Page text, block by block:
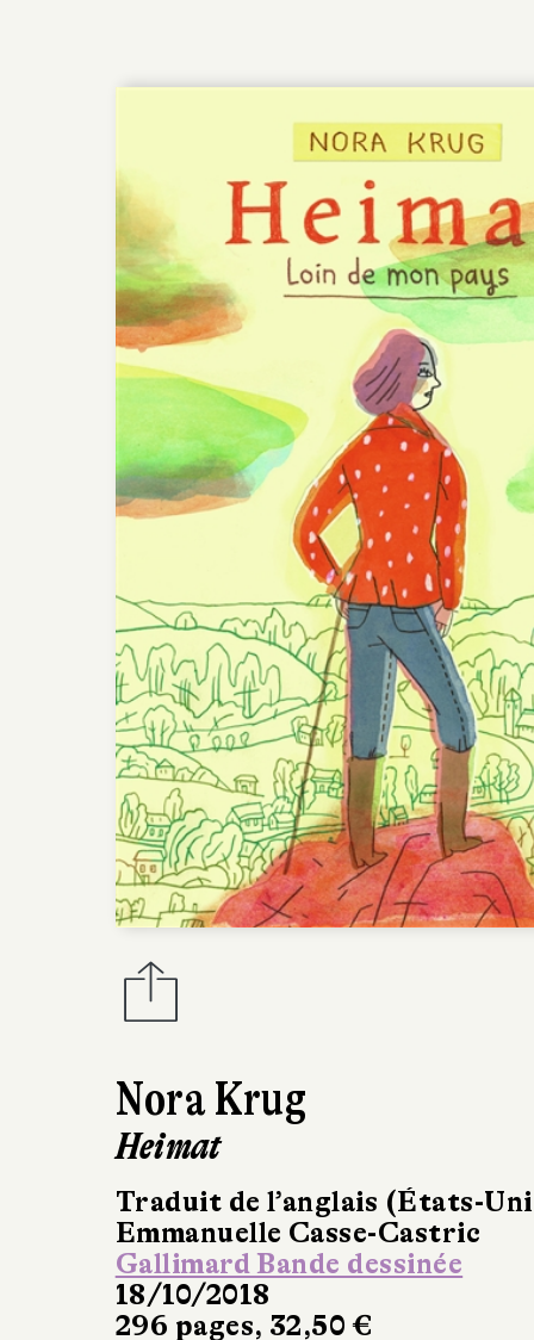
Nora Krug
Heimat
Traduit de l’anglais (États-
Emmanuelle Casse-Castric
Gallimard Bande dessinée
18/10/2018
296 pages, 32,50 €